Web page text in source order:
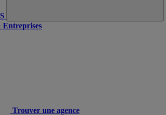
Entreprises
Trouver une agence